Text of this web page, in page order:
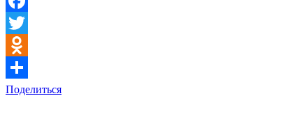
Facebook
Twitter
Odnoklassniki
Поделиться